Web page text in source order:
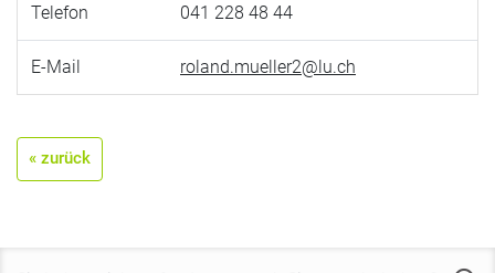
Telefon 041 228 48 44
E-Mail roland.mueller2@lu.ch
« zurück